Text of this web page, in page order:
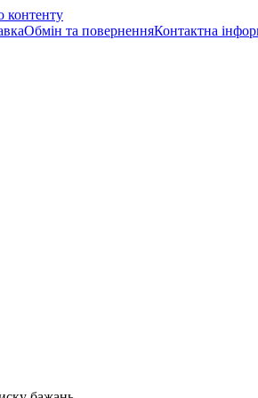
контенту
Обмін та поверненняКонтактна